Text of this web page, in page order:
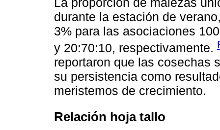
durante la estación de
3% para las asociaciones
y 20:70:10, respectivamente.
reportaron que las cosechas
su persistencia como
meristemos de crecimiento.
Relación hoja tallo